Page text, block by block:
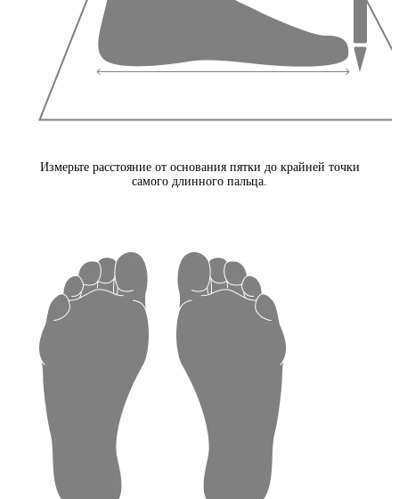
Измерьте расстояние от основания пятки до крайней точки
самого длинного пальца.